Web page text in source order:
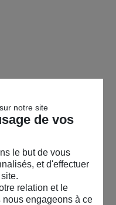
notre site
de vos
le but de vous
et d'effectuer
relation et le
engageons à ce